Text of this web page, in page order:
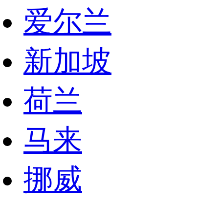
爱尔兰
新加坡
荷兰
马来
挪威